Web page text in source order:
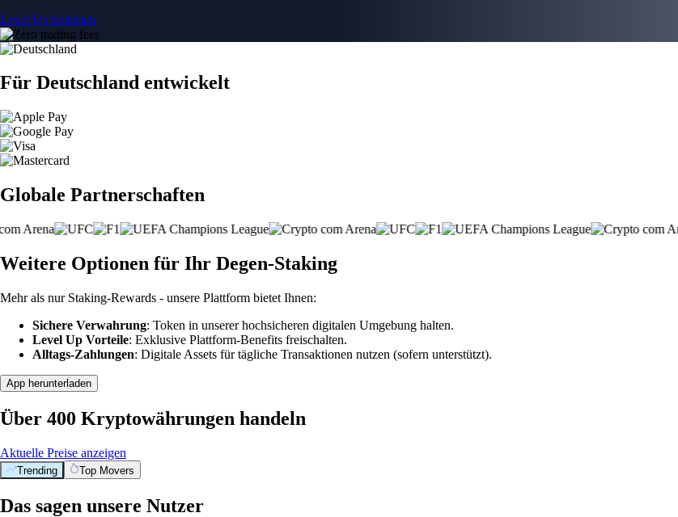
Level Up beitreten
Für Deutschland entwickelt
Globale Partnerschaften
Weitere Optionen für Ihr Degen-Staking
Mehr als nur Staking-Rewards - unsere Plattform bietet Ihnen:
Sichere Verwahrung: Token in unserer hochsicheren digitalen Umgebung halten.
Level Up Vorteile: Exklusive Plattform-Benefits freischalten.
Alltags-Zahlungen: Digitale Assets für tägliche Transaktionen nutzen (sofern unterstützt).
App herunterladen
Über 400 Kryptowährungen handeln
Aktuelle Preise anzeigen
Trending Top Movers
Das sagen unsere Nutzer